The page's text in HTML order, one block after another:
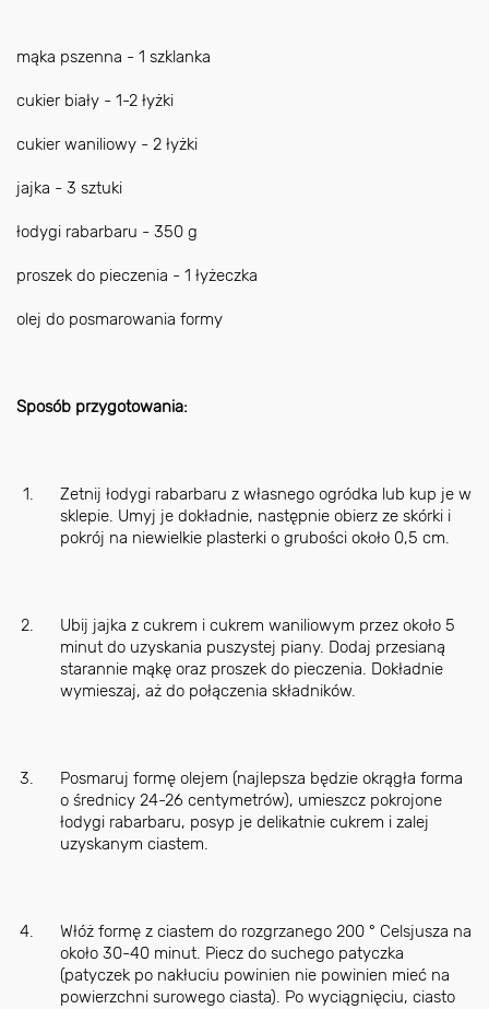
mąka pszenna - 1 szklanka
cukier biały - 1-2 łyżki
cukier waniliowy - 2 łyżki
jajka - 3 sztuki
łodygi rabarbaru - 350 g
proszek do pieczenia - 1 łyżeczka
olej do posmarowania formy
Sposób przygotowania:
Zetnij łodygi rabarbaru z własnego ogródka lub kup je w
sklepie. Umyj je dokładnie, następnie obierz ze skórki i
pokrój na niewielkie plasterki o grubości około 0,5 cm.
Ubij jajka z cukrem i cukrem waniliowym przez około 5
minut do uzyskania puszystej piany. Dodaj przesianą
starannie mąkę oraz proszek do pieczenia. Dokładnie
wymieszaj, aż do połączenia składników.
Posmaruj formę olejem (najlepsza będzie okrągła forma
o średnicy 24-26 centymetrów), umieszcz pokrojone
łodygi rabarbaru, posyp je delikatnie cukrem i zalej
uzyskanym ciastem.
Włóż formę z ciastem do rozgrzanego 200 ° Celsjusza na
około 30-40 minut. Piecz do suchego patyczka
(patyczek po nakłuciu powinien nie powinien mieć na
powierzchni surowego ciasta). Po wyciągnięciu, ciasto